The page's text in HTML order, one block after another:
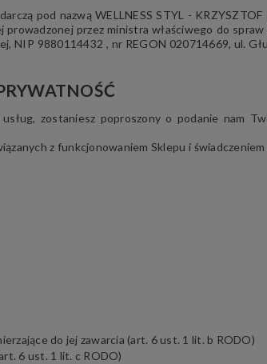
pod nazwą WELLNESS STYL -
przez ministra właściwego do
NIP 9880114432 , nr REGON 020714669, ul.
zostaniesz poproszony o podanie nam
z funkcjonowaniem Sklepu i świadczeniem
do jej zawarcia (art. 6 ust. 1 lit. b RODO)
6 ust. 1 lit. c RODO)